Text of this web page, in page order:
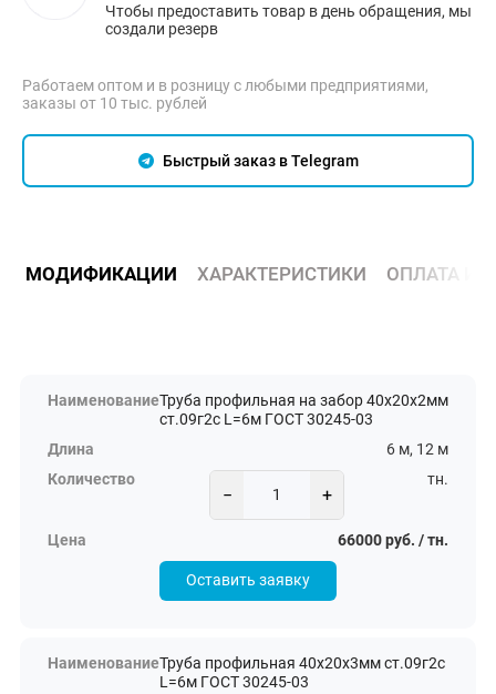
Чтобы предоставить товар в день обращения, мы
создали резерв
Работаем оптом и в розницу с любыми предприятиями,
заказы от 10 тыс. рублей
Быстрый заказ в Telegram
МОДИФИКАЦИИ ХАРАКТЕРИСТИКИ ОПЛАТА И
Труба профильная на забор 40х20х2мм
ст.09г2с L=6м ГОСТ 30245-03
6 м, 12 м
− +
тн.
66000 руб. / тн.
Оставить заявку
Труба профильная 40х20х3мм ст.09г2с
L=6м ГОСТ 30245-03